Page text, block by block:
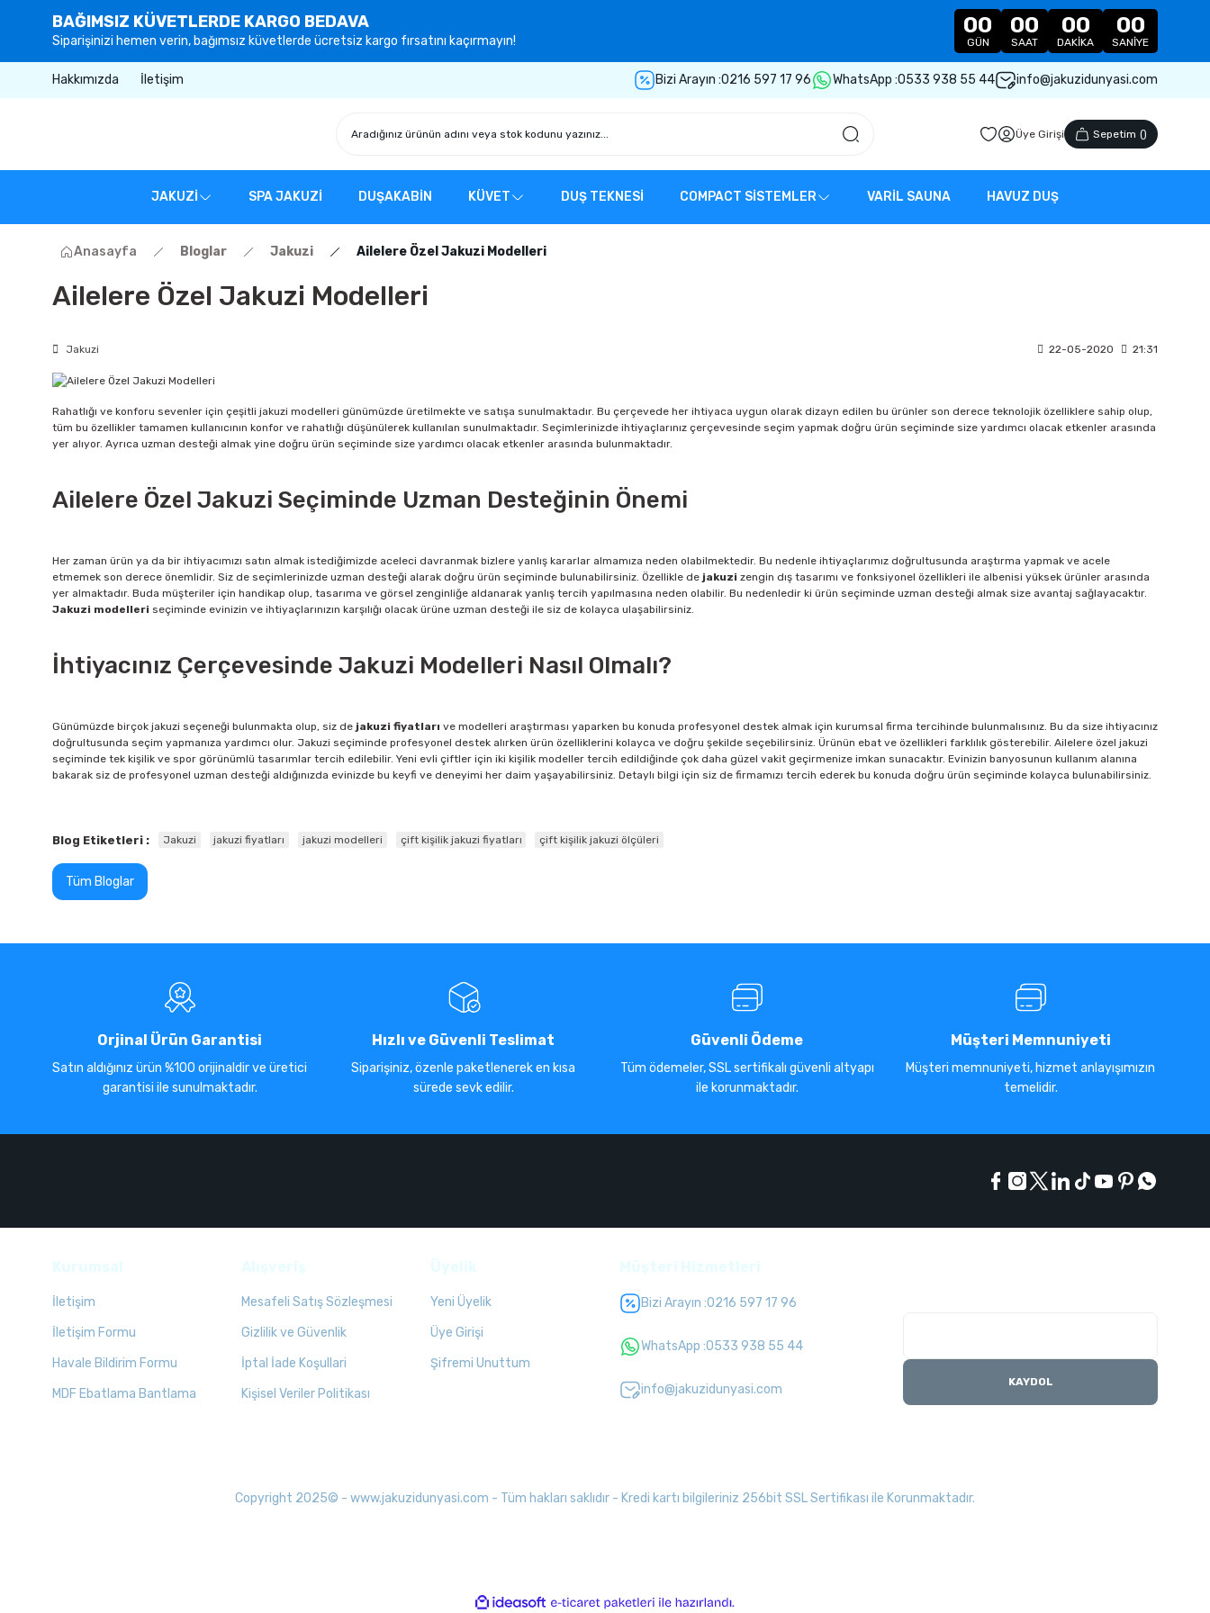
BAĞIMSIZ KÜVETLERDE KARGO BEDAVA
Siparişinizi hemen verin, bağımsız küvetlerde ücretsiz kargo fırsatını kaçırmayın!
00
GÜN
00
SAAT
00
DAKIKA
00
SANIYE
Hakkımızda İletişim Bizi Arayın :0216 597 17 96 WhatsApp :0533 938 55 44 info@jakuzidunyasi.com
Üye Girişi Sepetim ()
JAKUZİ SPA JAKUZİ DUŞAKABİN KÜVET DUŞ TEKNESİ COMPACT SİSTEMLER VARİL SAUNA HAVUZ DUŞ
Anasayfa Bloglar Jakuzi Ailelere Özel Jakuzi Modelleri
Ailelere Özel Jakuzi Modelleri
Jakuzi 22-05-2020 21:31
Rahatlığı ve konforu sevenler için çeşitli jakuzi modelleri günümüzde üretilmekte ve satışa sunulmaktadır. Bu çerçevede her ihtiyaca uygun olarak dizayn edilen bu ürünler son derece teknolojik özelliklere sahip olup,
tüm bu özellikler tamamen kullanıcının konfor ve rahatlığı düşünülerek kullanılan sunulmaktadır. Seçimlerinizde ihtiyaçlarınız çerçevesinde seçim yapmak doğru ürün seçiminde size yardımcı olacak etkenler arasında
yer alıyor. Ayrıca uzman desteği almak yine doğru ürün seçiminde size yardımcı olacak etkenler arasında bulunmaktadır.
Ailelere Özel Jakuzi Seçiminde Uzman Desteğinin Önemi
Her zaman ürün ya da bir ihtiyacımızı satın almak istediğimizde aceleci davranmak bizlere yanlış kararlar almamıza neden olabilmektedir. Bu nedenle ihtiyaçlarımız doğrultusunda araştırma yapmak ve acele
etmemek son derece önemlidir. Siz de seçimlerinizde uzman desteği alarak doğru ürün seçiminde bulunabilirsiniz. Özellikle de jakuzi zengin dış tasarımı ve fonksiyonel özellikleri ile albenisi yüksek ürünler arasında
yer almaktadır. Buda müşteriler için handikap olup, tasarıma ve görsel zenginliğe aldanarak yanlış tercih yapılmasına neden olabilir. Bu nedenledir ki ürün seçiminde uzman desteği almak size avantaj sağlayacaktır.
Jakuzi modelleri seçiminde evinizin ve ihtiyaçlarınızın karşılığı olacak ürüne uzman desteği ile siz de kolayca ulaşabilirsiniz.
İhtiyacınız Çerçevesinde Jakuzi Modelleri Nasıl Olmalı?
Günümüzde birçok jakuzi seçeneği bulunmakta olup, siz de jakuzi fiyatları ve modelleri araştırması yaparken bu konuda profesyonel destek almak için kurumsal firma tercihinde bulunmalısınız. Bu da size ihtiyacınız
doğrultusunda seçim yapmanıza yardımcı olur. Jakuzi seçiminde profesyonel destek alırken ürün özelliklerini kolayca ve doğru şekilde seçebilirsiniz. Ürünün ebat ve özellikleri farklılık gösterebilir. Ailelere özel jakuzi
seçiminde tek kişilik ve spor görünümlü tasarımlar tercih edilebilir. Yeni evli çiftler için iki kişilik modeller tercih edildiğinde çok daha güzel vakit geçirmenize imkan sunacaktır. Evinizin banyosunun kullanım alanına
bakarak siz de profesyonel uzman desteği aldığınızda evinizde bu keyfi ve deneyimi her daim yaşayabilirsiniz. Detaylı bilgi için siz de firmamızı tercih ederek bu konuda doğru ürün seçiminde kolayca bulunabilirsiniz.
Blog Etiketleri : Jakuzi jakuzi fiyatları jakuzi modelleri çift kişilik jakuzi fiyatları çift kişilik jakuzi ölçüleri
Tüm Bloglar
Orjinal Ürün Garantisi
Satın aldığınız ürün %100 orijinaldir ve üretici
garantisi ile sunulmaktadır.
Hızlı ve Güvenli Teslimat
Siparişiniz, özenle paketlenerek en kısa
sürede sevk edilir.
Güvenli Ödeme
Tüm ödemeler, SSL sertifikalı güvenli altyapı
ile korunmaktadır.
Müşteri Memnuniyeti
Müşteri memnuniyeti, hizmet anlayışımızın
temelidir.
İletişim
İletişim Formu
Havale Bildirim Formu
MDF Ebatlama Bantlama
Mesafeli Satış Sözleşmesi
Gizlilik ve Güvenlik
İptal İade Koşullari
Kişisel Veriler Politikası
Yeni Üyelik
Üye Girişi
Şifremi Unuttum
Bizi Arayın :0216 597 17 96
WhatsApp :0533 938 55 44
info@jakuzidunyasi.com KAYDOL
Copyright 2025© - www.jakuzidunyasi.com - Tüm hakları saklıdır - Kredi kartı bilgileriniz 256bit SSL Sertifikası ile Korunmaktadır.
ideasoft
e-